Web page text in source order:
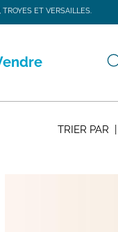
ET VERSAILLES.
TRIER PAR |